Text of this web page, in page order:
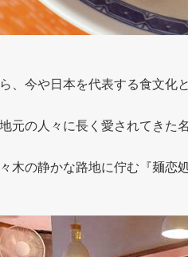
、今や日本を代表する食文化
元の人々に長く愛されてきた
木の静かな路地に佇む『麺恋